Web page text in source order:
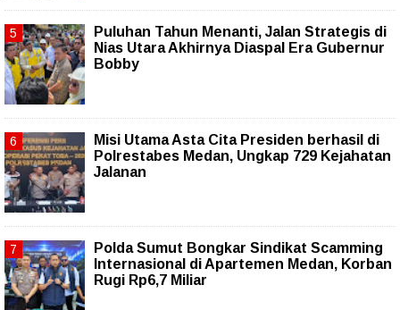
Puluhan Tahun Menanti, Jalan Strategis di
Nias Utara Akhirnya Diaspal Era Gubernur
Bobby
Misi Utama Asta Cita Presiden berhasil di
Polrestabes Medan, Ungkap 729 Kejahatan
Jalanan
Polda Sumut Bongkar Sindikat Scamming
Internasional di Apartemen Medan, Korban
Rugi Rp6,7 Miliar